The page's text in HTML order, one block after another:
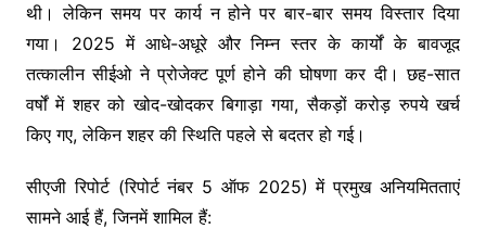
थी। लेकिन समय पर कार्य न होने पर बार-बार समय विस्तार दिया
गया। 2025 में आधे-अधूरे और निम्न स्तर के कार्यों के बावजूद
तत्कालीन सीईओ ने प्रोजेक्ट पूर्ण होने की घोषणा कर दी। छह-सात
वर्षों में शहर को खोद-खोदकर बिगाड़ा गया, सैकड़ों करोड़ रुपये खर्च
किए गए, लेकिन शहर की स्थिति पहले से बदतर हो गई।
सीएजी रिपोर्ट (रिपोर्ट नंबर 5 ऑफ 2025) में प्रमुख अनियमितताएं
सामने आई हैं, जिनमें शामिल हैं: